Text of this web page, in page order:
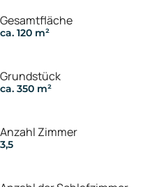
Gesamtfläche
ca. 120 m²
Grundstück
ca. 350 m²
Anzahl Zimmer
3,5